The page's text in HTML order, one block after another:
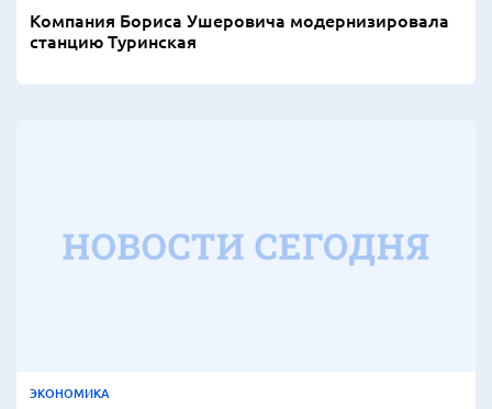
Компания Бориса Ушеровича модернизировала
станцию Туринская
ЭКОНОМИКА